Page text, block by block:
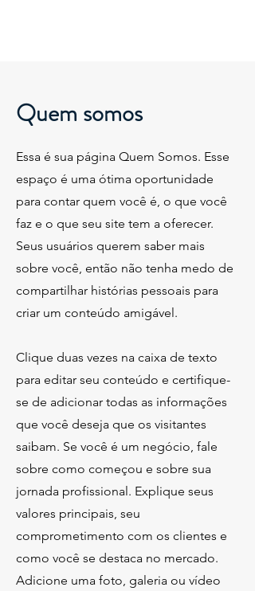
Quem somos
Essa é sua página Quem Somos. Esse
espaço é uma ótima oportunidade
para contar quem você é, o que você
faz e o que seu site tem a oferecer.
Seus usuários querem saber mais
sobre você, então não tenha medo de
compartilhar histórias pessoais para
criar um conteúdo amigável.
Clique duas vezes na caixa de texto
para editar seu conteúdo e certifique-
se de adicionar todas as informações
que você deseja que os visitantes
saibam. Se você é um negócio, fale
sobre como começou e sobre sua
jornada profissional. Explique seus
valores principais, seu
comprometimento com os clientes e
como você se destaca no mercado.
Adicione uma foto, galeria ou vídeo